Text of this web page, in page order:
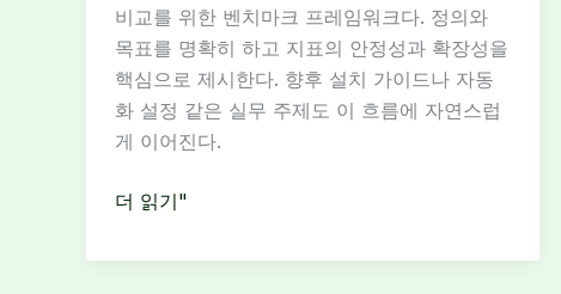
비교를 위한 벤치마크 프레임워크다. 정의와
목표를 명확히 하고 지표의 안정성과 확장성을
핵심으로 제시한다. 향후 설치 가이드나 자동
화 설정 같은 실무 주제도 이 흐름에 자연스럽
게 이어진다.
테
트
더 읽기"